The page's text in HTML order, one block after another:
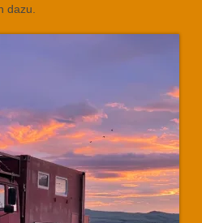
dazu.